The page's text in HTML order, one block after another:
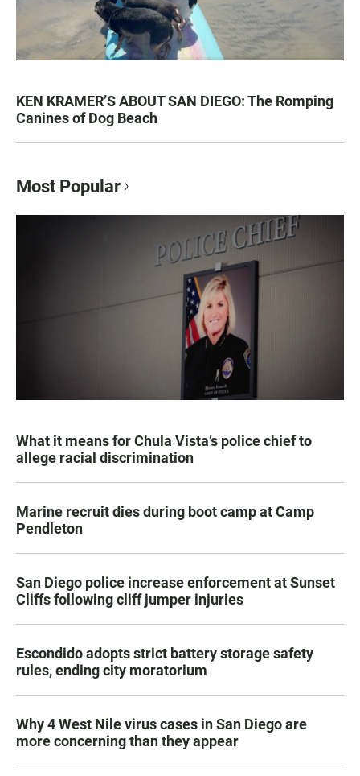
KEN KRAMER’S ABOUT SAN DIEGO: The Romping
Canines of Dog Beach
Most Popular
What it means for Chula Vista’s police chief to
allege racial discrimination
Marine recruit dies during boot camp at Camp
Pendleton
San Diego police increase enforcement at Sunset
Cliffs following cliff jumper injuries
Escondido adopts strict battery storage safety
rules, ending city moratorium
Why 4 West Nile virus cases in San Diego are
more concerning than they appear